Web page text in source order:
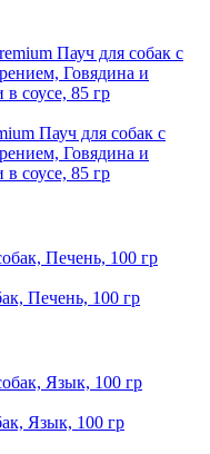
Пауч для собак с
Говядина и
соусе, 85 гр
Печень, 100 гр
Язык, 100 гр